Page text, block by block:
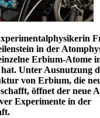
in der
Erbium-Atome
Unter Ausnutzung
von Erbium, die
öffnet der neue
Experimente in der